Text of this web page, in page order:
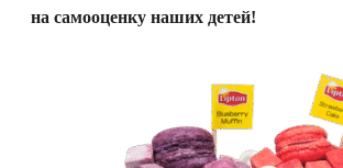
на самооценку наших детей!